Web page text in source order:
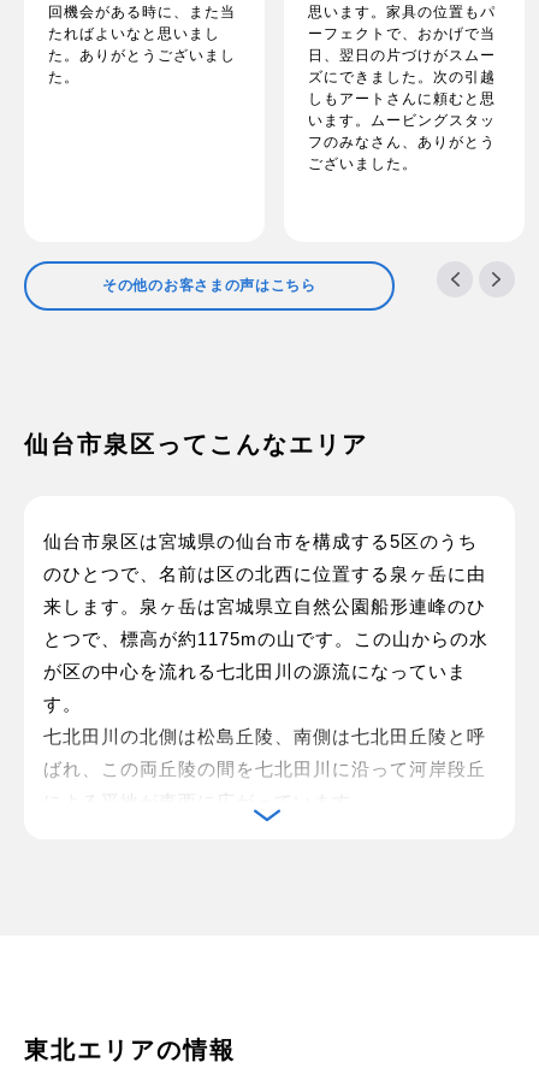
回機会がある時に、また当
たればよいなと思いまし
た。ありがとうございまし
た。
思います。家具の位置もパ
ーフェクトで、おかげで当
日、翌日の片づけがスムー
ズにできました。次の引越
しもアートさんに頼むと思
います。ムービングスタッ
フのみなさん、ありがとう
ございました。
その他のお客さまの声はこちら
仙台市泉区ってこんなエリア
仙台市泉区は宮城県の仙台市を構成する5区のうち
のひとつで、名前は区の北西に位置する泉ヶ岳に由
来します。泉ヶ岳は宮城県立自然公園船形連峰のひ
とつで、標高が約1175mの山です。この山からの水
が区の中心を流れる七北田川の源流になっていま
す。
七北田川の北側は松島丘陵、南側は七北田丘陵と呼
ばれ、この両丘陵の間を七北田川に沿って河岸段丘
による平地が東西に広がっています。
的なコンサートホールで、オペラや歌舞伎など、多
東北エリアの情報